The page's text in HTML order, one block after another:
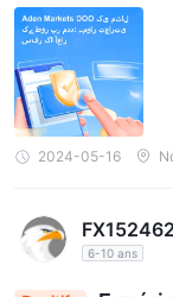
2024-05-16
6-10 ans